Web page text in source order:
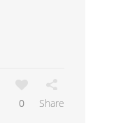
0 Share